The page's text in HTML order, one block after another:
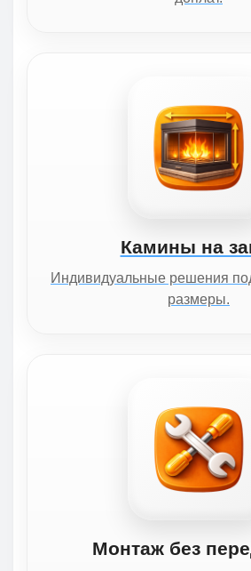
Камины на
Индивидуальные решения
размеры.
Монтаж без